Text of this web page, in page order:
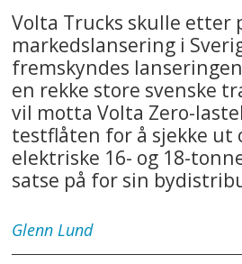
Volta Trucks skulle etter
markedslansering i
fremskyndes
en rekke store svenske
vil motta Volta Zero-
testflåten for å sjekke ut
elektriske 16- og 18-
satse på for sin
Glenn Lund